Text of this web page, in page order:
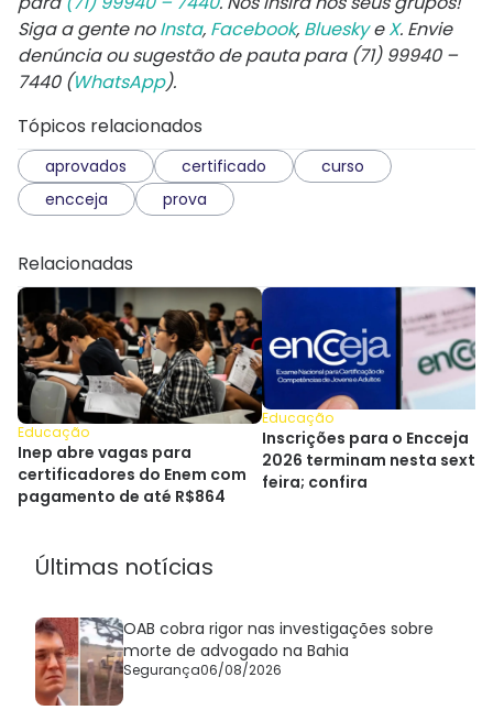
Siga a gente noInsta, Facebook, BlueskyeX. Envie
denúncia ou sugestão de pauta para (71) 99940 –
7440 (WhatsApp).
Tópicos relacionados
aprovados certificado
curso
encceja
prova
Relacionadas
Educação
Inep abre vagas para
certificadores do Enem com
pagamento de até R$864
Educação
Inscrições para o Encceja
2026 terminam nesta
feira; confira
Últimas notícias
OAB cobra rigor nas investigações sobre
morte de advogado na Bahia
Segurança06/08/2026